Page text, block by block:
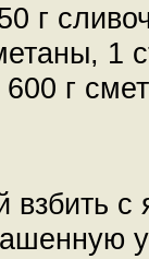
г
1
г
взбить